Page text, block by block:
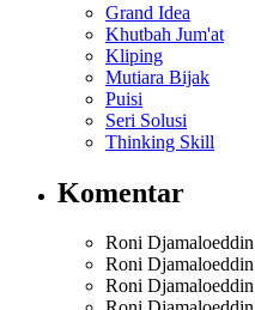
Grand Idea
Khutbah Jum'at
Kliping
Mutiara Bijak
Puisi
Seri Solusi
Thinking Skill
Komentar
Roni Djamaloeddin
Roni Djamaloeddin
Roni Djamaloeddin